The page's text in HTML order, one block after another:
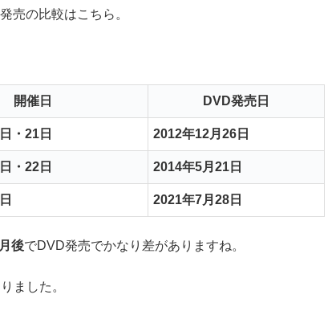
売の比較はこちら。
開催日 DVD発売日
・21日 2012年12月26日
・22日 2014年5月21日
2021年7月28日
後でDVD発売でかなり差がありますね。
ました。